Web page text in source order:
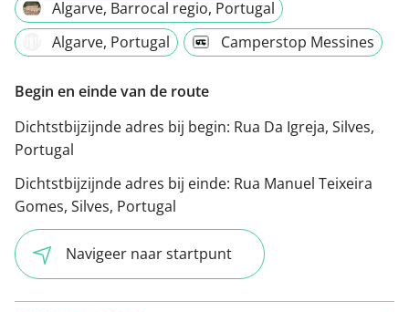
Algarve, Barrocal regio, Portugal
Algarve, Portugal
Camperstop Messines
Begin en einde van de route
Dichtstbijzijnde adres bij begin: Rua Da Igreja, Silves,
Portugal
Dichtstbijzijnde adres bij einde: Rua Manuel Teixeira
Gomes, Silves, Portugal
Navigeer naar startpunt